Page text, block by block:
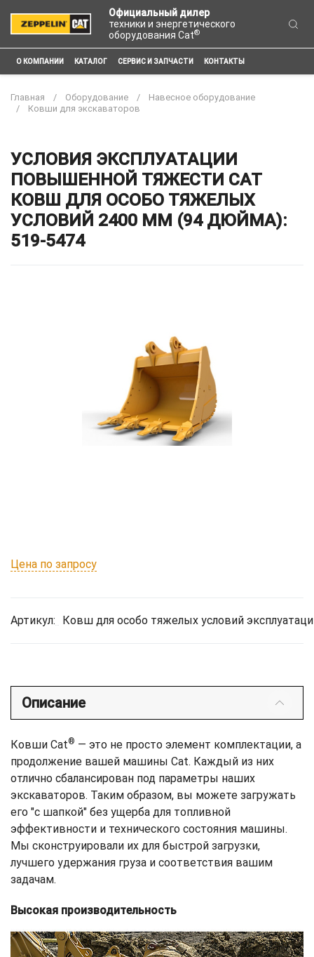
Официальный дилер
техники и энергетического
оборудования Cat®
О КОМПАНИИ КАТАЛОГ СЕРВИС И ЗАПЧАСТИ КОНТАКТЫ
Главная Оборудование
Навесное оборудование
Ковши для экскаваторов
УСЛОВИЯ ЭКСПЛУАТАЦИИ
ПОВЫШЕННОЙ ТЯЖЕСТИ CAT
КОВШ ДЛЯ ОСОБО ТЯЖЕЛЫХ
УСЛОВИЙ 2400 ММ (94 ДЮЙМА):
519-5474
Цена по запросу
Артикул: Ковш для особо тяжелых условий
Описание
Ковши Cat® — это не просто элемент комплектации, а
продолжение вашей машины Cat. Каждый из них
отлично сбалансирован под параметры наших
экскаваторов. Таким образом, вы можете загружать
его "с шапкой" без ущерба для топливной
эффективности и технического состояния машины.
Мы сконструировали их для быстрой загрузки,
лучшего удержания груза и соответствия вашим
задачам.
Высокая производительность